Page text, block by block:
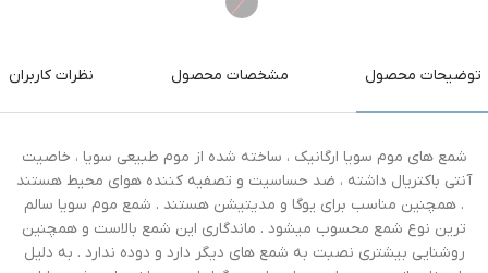
توضیحات محصول مشخصات محصول نظرات کاربران
شمع های موم سویا ارگانیک ، ساخته شده از موم طبیعی سویا ، خاصیت
آنتی باکتریال داشته ، ضد حساسیت و تصفیه کننده هوای محیط هستند
. همچنین مناسب برای یوگا و مدیتیشن هستند . شمع موم سویا سالم
ترین نوع شمع محسوب میشود . ماندگاری این شمع بالاست و همچنین
روشنایی بیشتری نصبت به شمع های دیگر دارد و دوده ندارد . به دلیل